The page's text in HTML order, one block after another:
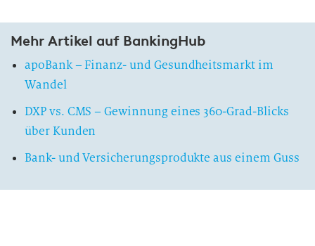
Mehr Artikel auf BankingHub
apoBank – Finanz- und Gesundheitsmarkt im
Wandel
DXP vs. CMS – Gewinnung eines 360-Grad-Blicks
über Kunden
Bank- und Versicherungsprodukte aus einem Guss